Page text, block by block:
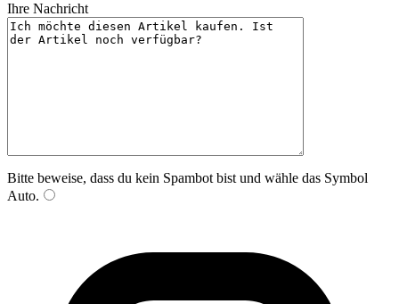
Ihre Nachricht
Bitte beweise, dass du kein Spambot bist und wähle das Symbol
Auto.